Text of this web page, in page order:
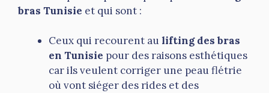
bras Tunisie et qui sont :
Ceux qui recourent au lifting des bras
en Tunisie pour des raisons esthétiques
car ils veulent corriger une peau flétrie
où vont siéger des rides et des